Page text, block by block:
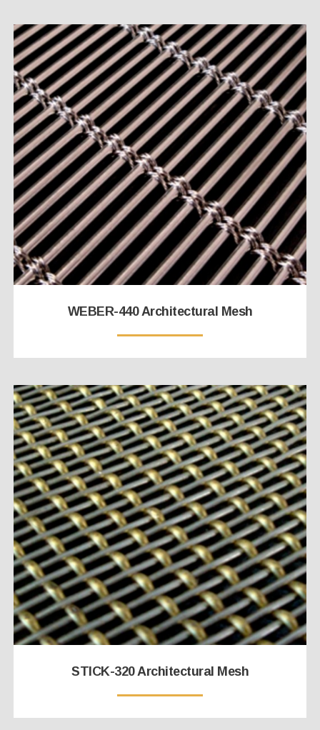
WEBER-440 Architectural Mesh
STICK-320 Architectural Mesh